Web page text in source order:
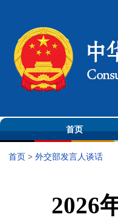
首页
首页 > 外交部发言人谈话
2026